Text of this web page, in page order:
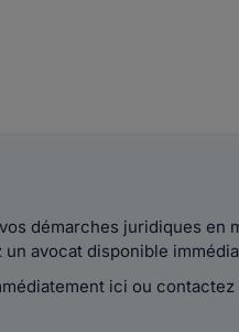
démarches juridiques en
avocat disponible
ici ou contactez